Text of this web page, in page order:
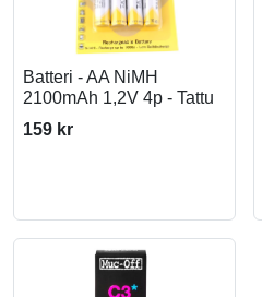
Batteri - AA NiMH
2100mAh 1,2V 4p - Tattu
159 kr